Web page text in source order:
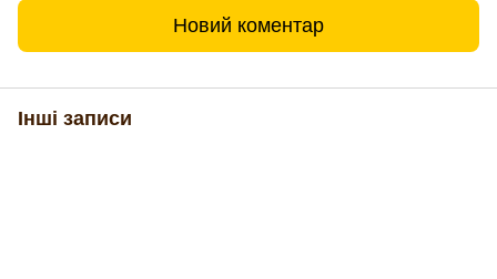
Новий коментар
Інші записи